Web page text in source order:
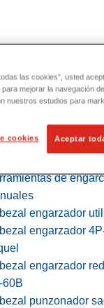
de servicios
All Herramientas
de
engarzador
engarzador
engarzador
60B
punzonador
las cookies”, usted
mejorar la navegación
nuestros estudios para
cookies Aceptar